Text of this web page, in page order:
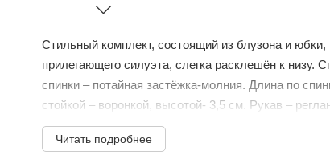
Стильный комплект, состоящий из блузона и
прилегающего силуэта, слегка расклешён к
спинки – потайная застёжка-молния. Длина по
стойкой – воронкой, высотой- 3,5 см. Рукав –
Читать подробнее